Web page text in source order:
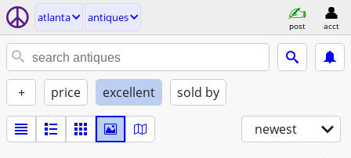
atlanta antiques
post acct
+ price excellent sold by
newest